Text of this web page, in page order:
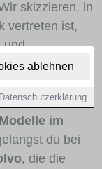
ablehnen
Datenschutzerklärung
skizzieren, in
vertreten ist,
und
welche
Viele
und
im
du bei
, die die